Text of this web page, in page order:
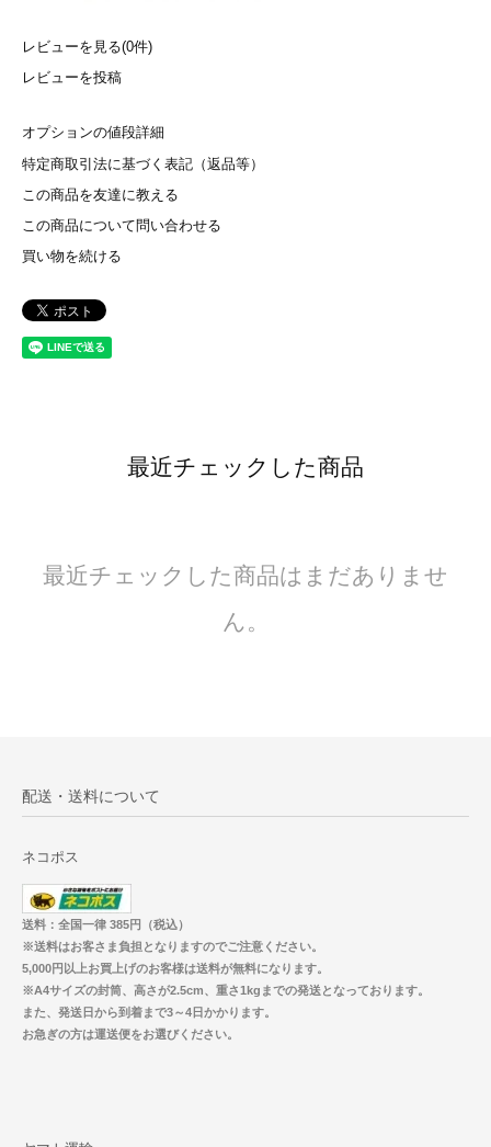
レビューを見る(0件)
レビューを投稿
オプションの値段詳細
特定商取引法に基づく表記（返品等）
この商品を友達に教える
この商品について問い合わせる
買い物を続ける
最近チェックした商品
最近チェックした商品はまだありませ
ん。
配送・送料について
ネコポス
送料：全国一律 385円（税込）
※送料はお客さま負担となりますのでご注意ください。
5,000円以上お買上げのお客様は送料が無料になります。
※A4サイズの封筒、高さが2.5cm、重さ1kgまでの発送となっております。
また、発送日から到着まで3～4日かかります。
お急ぎの方は運送便をお選びください。